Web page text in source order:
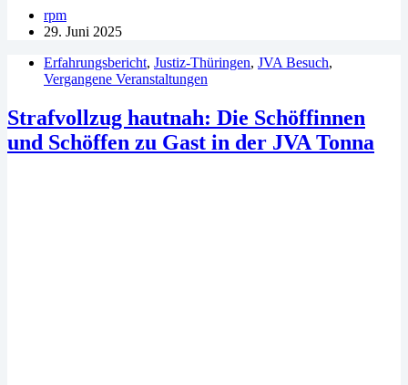
rpm
29. Juni 2025
Erfahrungsbericht, Justiz-Thüringen, JVA Besuch,
Vergangene Veranstaltungen
Strafvollzug hautnah: Die Schöffinnen
und Schöffen zu Gast in der JVA Tonna